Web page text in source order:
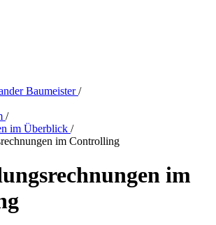
Baumeister/
/
im Überblick /
im Controlling
im